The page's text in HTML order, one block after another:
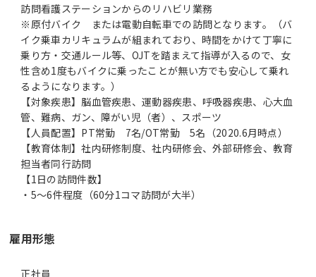
訪問看護ステーションからのリハビリ業務
※原付バイク または電動自転車での訪問となります。（バ
イク乗車カリキュラムが組まれており、時間をかけて丁寧に
乗り方・交通ルール等、OJTを踏まえて指導が入るので、女
性含め1度もバイクに乗ったことが無い方でも安心して乗れ
るようになります。）
【対象疾患】脳血管疾患、運動器疾患、呼吸器疾患、心大血
管、難病、ガン、障がい児（者）、スポーツ
【人員配置】PT常勤 7名/OT常勤 5名（2020.6月時点）
【教育体制】社内研修制度、社内研修会、外部研修会、教育
担当者同行訪問
【1日の訪問件数】
・5～6件程度（60分1コマ訪問が大半）
雇用形態
正社員